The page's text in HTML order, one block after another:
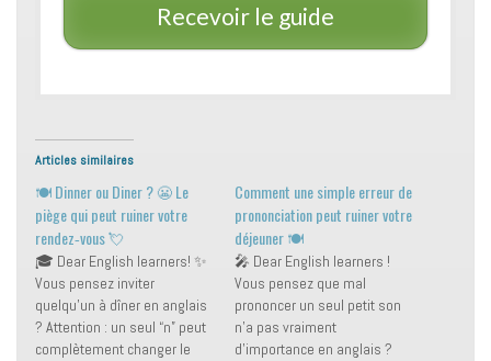
Recevoir le guide
Articles similaires
🍽️ Dinner ou Diner ? 😬 Le
piège qui peut ruiner votre
rendez‑vous 💘
🎓 Dear English learners! ✨
Vous pensez inviter
quelqu’un à dîner en anglais
? Attention : un seul “n” peut
complètement changer le
Comment une simple erreur de
prononciation peut ruiner votre
déjeuner 🍽️
🎤 Dear English learners !
Vous pensez que mal
prononcer un seul petit son
n’a pas vraiment
d’importance en anglais ?